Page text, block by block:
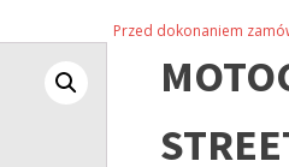
Przed dokonaniem